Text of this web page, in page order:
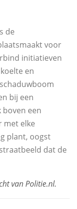
de
voor
initiatieven
en
bij een
een
met elke
plant, oogst
dat de